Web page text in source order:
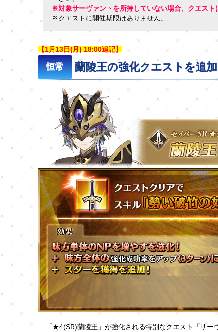
※対象サーヴァントを所持していない場合、クエスト
※クエストに開催期限はありません。
【1月13日(月) 18:00追記】
恒常 蘭陵王の強化クエストを追
「★4(SR)蘭陵王」が強化される特別なクエスト「サー